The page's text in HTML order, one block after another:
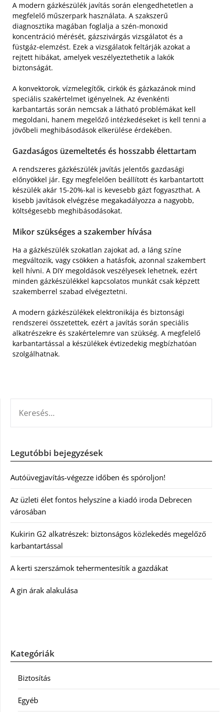
A modern gázkészülék javítás során elengedhetetlen a
megfelelő műszerpark használata. A szakszerű
diagnosztika magában foglalja a szén-monoxid
koncentráció mérését, gázszivárgás vizsgálatot és a
füstgáz-elemzést. Ezek a vizsgálatok feltárják azokat a
rejtett hibákat, amelyek veszélyeztethetik a lakók
biztonságát.
A konvektorok, vízmelegítők, cirkók és gázkazánok mind
speciális szakértelmet igényelnek. Az évenkénti
karbantartás során nemcsak a látható problémákat kell
megoldani, hanem megelőző intézkedéseket is kell tenni a
jövőbeli meghibásodások elkerülése érdekében.
Gazdaságos üzemeltetés és hosszabb élettartam
A rendszeres gázkészülék javítás jelentős gazdasági
előnyökkel jár. Egy megfelelően beállított és karbantartott
készülék akár 15-20%-kal is kevesebb gázt fogyaszthat. A
kisebb javítások elvégzése megakadályozza a nagyobb,
költségesebb meghibásodásokat.
Mikor szükséges a szakember hívása
Ha a gázkészülék szokatlan zajokat ad, a láng színe
megváltozik, vagy csökken a hatásfok, azonnal szakembert
kell hívni. A DIY megoldások veszélyesek lehetnek, ezért
minden gázkészülékkel kapcsolatos munkát csak képzett
szakemberrel szabad elvégeztetni.
A modern gázkészülékek elektronikája és biztonsági
rendszerei összetettek, ezért a javítás során speciális
alkatrészekre és szakértelemre van szükség. A megfelelő
karbantartással a készülékek évtizedekig megbízhatóan
szolgálhatnak.
Legutóbbi bejegyzések
Autóüvegjavítás-végezze időben és spóroljon!
Az üzleti élet fontos helyszíne a kiadó iroda Debrecen
városában
Kukirin G2 alkatrészek: biztonságos közlekedés megelőző
karbantartással
A kerti szerszámok tehermentesítik a gazdákat
A gin árak alakulása
Kategóriák
Biztosítás
Egyéb